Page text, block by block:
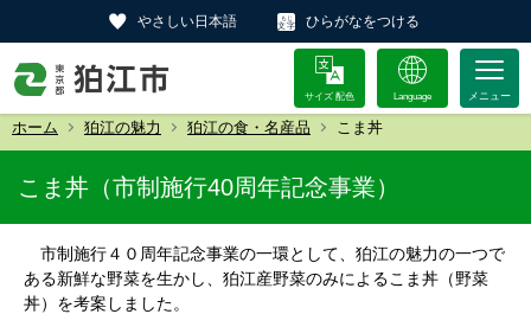
やさしい日本語 ひらがなをつける
サイズ 配色 Language
ホーム 狛江の魅力 狛江の食・名産品 こま丼
こま丼（市制施行40周年記念事業）
市制施行４０周年記念事業の一環として、狛江の魅力の一つで
ある新鮮な野菜を生かし、狛江産野菜のみによるこま丼（野菜
丼）を考案しました。